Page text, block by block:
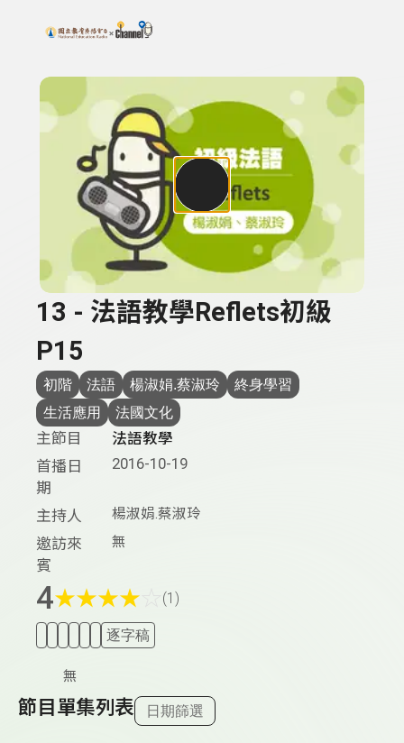
上方功能區塊
搜尋關鍵字：可輸入節目名稱、主持人或關鍵字
13 - 法語教學Reflets初級
P15
初階 法語 楊淑娟.蔡淑玲
終身學習
生活應用
法國文化
主節目
法語教學
首播日
期
2016-10-19
主持人 楊淑娟.蔡淑玲
邀訪來
賓
無
4★★★★ (1)
逐字稿
無
節目單集列表 日期篩選